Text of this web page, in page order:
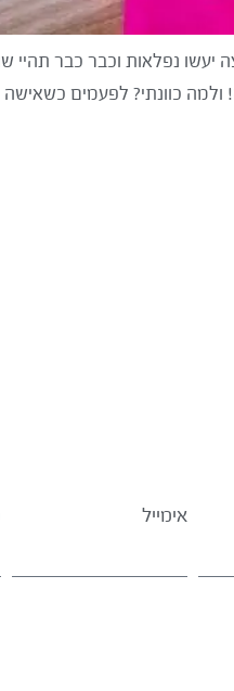
נפלאות וכבר כבר תהיי
ולמה כוונתי? לפעמים
אימייל